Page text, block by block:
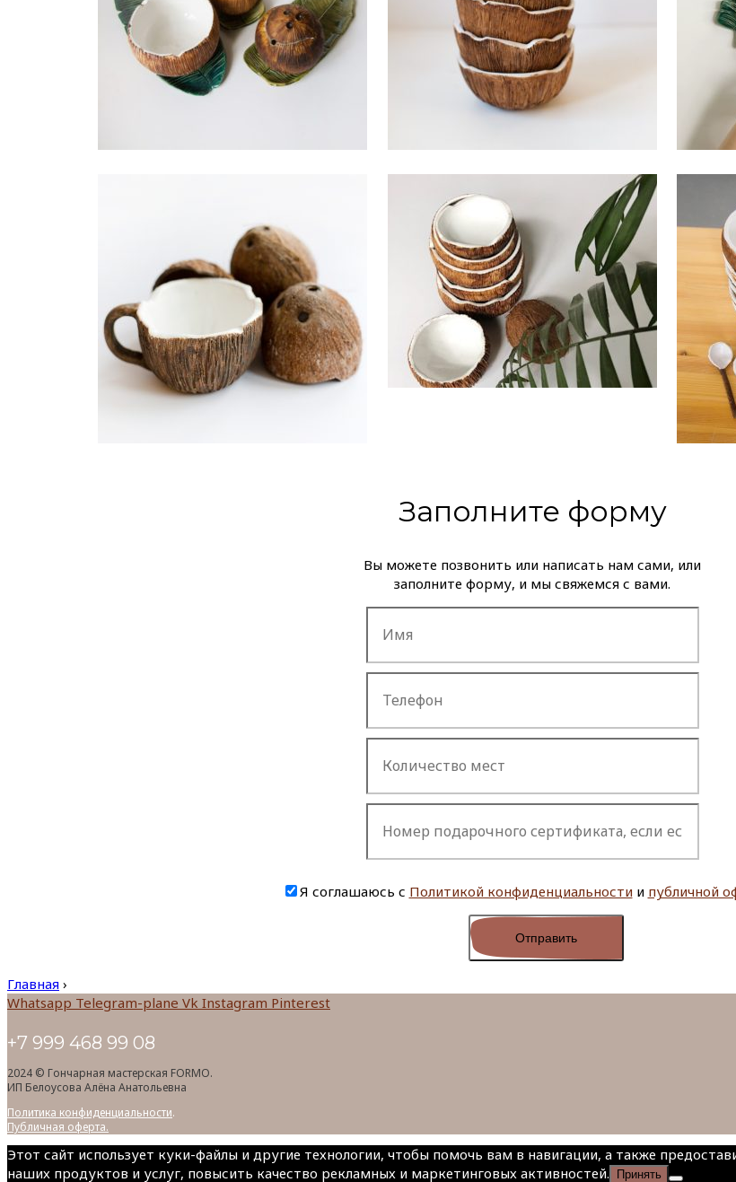
Заполните форму
Вы можете позвонить или написать нам сами, или
заполните форму, и мы свяжемся с вами.
Я соглашаюсь с Политикой конфиденциальности и публичной
Главная ›
Whatsapp Telegram-plane Vk Instagram Pinterest
+7 999 468 99 08
2024 © Гончарная мастерская FORMO.
ИП Белоусова Алёна Анатольевна
Политика конфиденциальности.
Публичная оферта.
Этот сайт использует куки-файлы и другие технологии, чтобы помочь вам в навигации, а также
наших продуктов и услуг, повысить качество рекламных и маркетинговых активностей.
Принять